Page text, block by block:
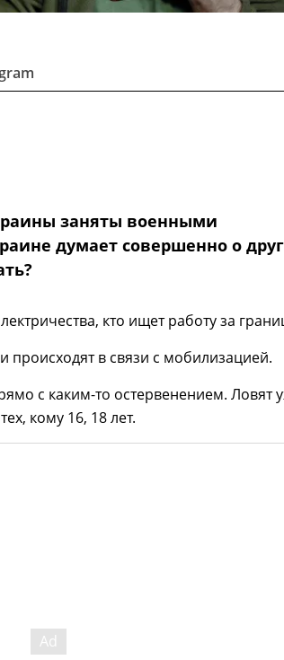
заняты военными
думает совершенно о
кто ищет работу за
в связи с мобилизацией.
с каким-то остервенением. Ловят
кому 16, 18 лет.